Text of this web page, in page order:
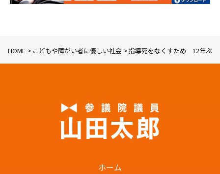
HOME こどもや障がい者に優しい社会 指導死をなくすため 12年ぶ
ホーム